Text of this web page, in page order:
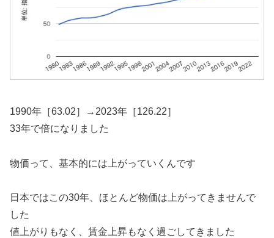
1990年［63.02］→2023年［126.22］
33年で倍になりました
物価って、基本的には上がっていくんです
日本ではこの30年、ほとんど物価は上がってきませんで
した
値上がりもなく、賃金上昇もなく過ごしてきました